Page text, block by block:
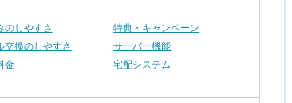
のしやすさ
特典・キャンペーン
交換のしやすさ
サーバー機能
金
宅配システム